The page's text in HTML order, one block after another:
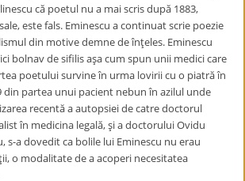
că poetul nu a mai scris după 1883,
este fals. Eminescu a continuat scrie poezie
din motive demne de înţeles. Eminescu
bolnav de sifilis aşa cum spun unii medici care
poetului survine în urma lovirii cu o piatră în
din partea unui pacient nebun în azilul unde
recentă a autopsiei de catre doctorul
în medicina legală, şi a doctorului Ovidu
s-a dovedit ca bolile lui Eminescu nu erau
o modalitate de a acoperi necesitatea